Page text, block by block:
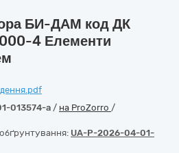
БИ-ДАМ код ДК
4 Елементи
013574-a / на ProZorro /
UA-P-2026-04-01-